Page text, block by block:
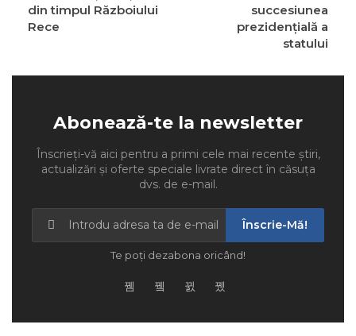
din timpul Războiului
Rece
succesiunea
prezidenţială a
statului
Abonează-te la newsletter
Înscrieți-vă aici pentru a primi cele mai recente știri,
actualizări și oferte speciale livrate direct în căsuța
dvs. de e-mail.
Înscrie-Mă!
Te poți dezabona oricând!